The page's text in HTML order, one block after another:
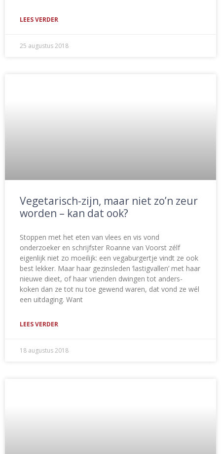
LEES VERDER
25 augustus 2018
Vegetarisch-zijn, maar niet zo’n zeur
worden – kan dat ook?
Stoppen met het eten van vlees en vis vond
onderzoeker en schrijfster Roanne van Voorst zélf
eigenlijk niet zo moeilijk: een vegaburgertje vindt ze ook
best lekker. Maar haar gezinsleden ‘lastigvallen’ met haar
nieuwe dieet, of haar vrienden dwingen tot anders-
koken dan ze tot nu toe gewend waren, dat vond ze wél
een uitdaging. Want
LEES VERDER
18 augustus 2018